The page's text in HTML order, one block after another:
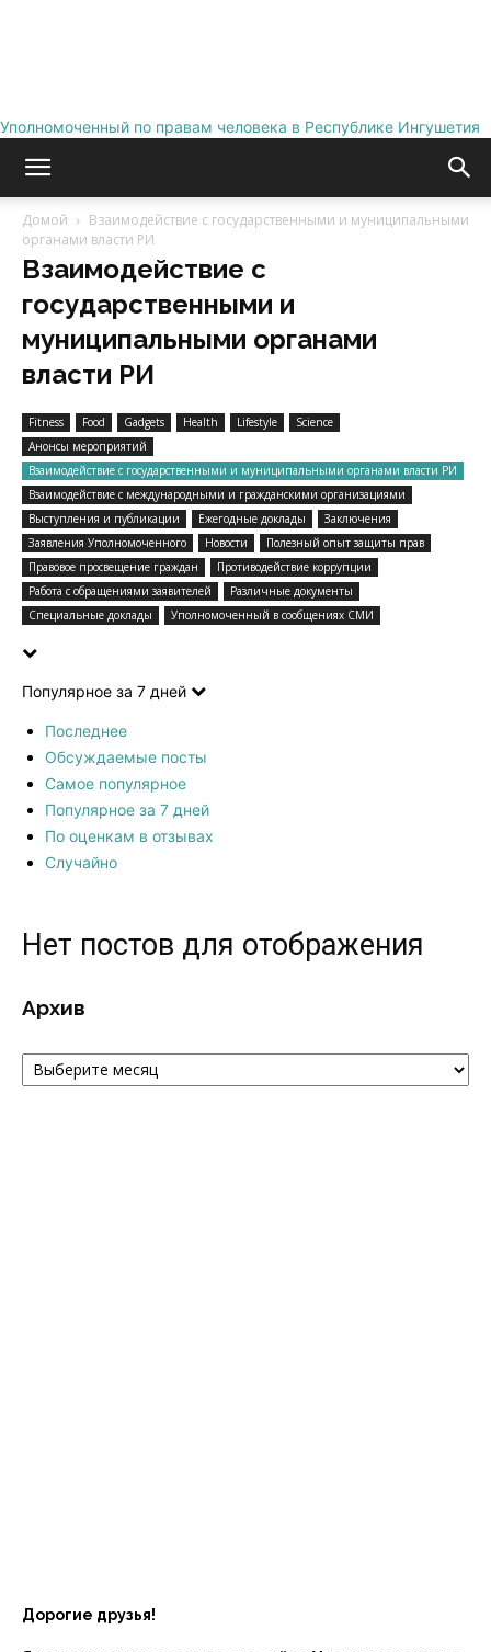
Уполномоченный по правам человека в Республике Ингушетия
Домой
Взаимодействие с государственными и муниципальными
органами власти РИ
Взаимодействие с
государственными и
муниципальными органами
власти РИ
Fitness Food Gadgets Health Lifestyle
Science
Анонсы мероприятий
Взаимодействие с государственными и муниципальными органами власти РИ
Взаимодействие с международными и гражданскими организациями
Выступления и публикации
Ежегодные доклады
Заключения
Заявления Уполномоченного
Новости
Полезный опыт защиты прав
Правовое просвещение граждан
Противодействие коррупции
Работа с обращениями заявителей
Различные документы
Специальные доклады
Уполномоченный в сообщениях СМИ
Популярное за 7 дней
Последнее
Обсуждаемые посты
Самое популярное
Популярное за 7 дней
По оценкам в отзывах
Случайно
Нет постов для отображения
Архив
Архив
Дорогие друзья!